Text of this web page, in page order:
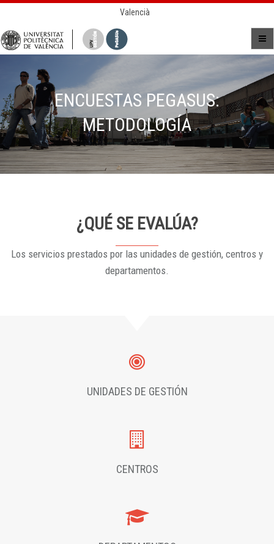
Valencià
ENCUESTAS PEGASUS:
METODOLOGÍA
¿QUÉ SE EVALÚA?
Los servicios prestados por las unidades de gestión, centros y
departamentos.
UNIDADES DE GESTIÓN
CENTROS